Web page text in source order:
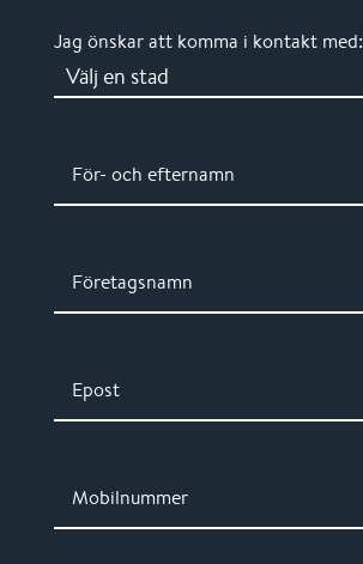
Jag önskar att komma i kontakt med:
För- och efternamn
Företagsnamn
Epost
Mobilnummer